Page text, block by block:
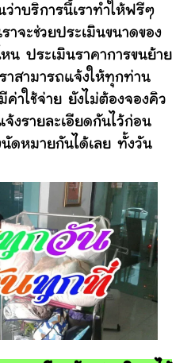
าบริการนี้เราทำให้ฟรีๆ
าจะช่วยประเมินขนาดของ
น ประเมินราคาการขนย้าย
าสามารถแจ้งให้ทุกท่าน
าใช้จ่าย ยังไม่ต้องจองคิว
งรายละเอียดกันไว้ก่อน
ดหมายกันได้เลย ทั้งวัน